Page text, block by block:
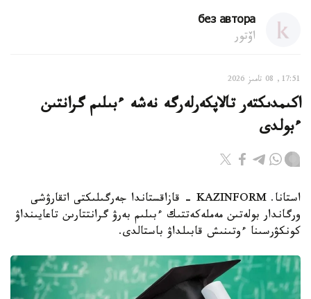
без автора
اۆتور
17:51, 08 تامىز 2026
اكىمدىكتەر تالاپكەرلەرگە نەشە ءبىلىم گرانتىن
ءبولدى
استانا. KAZINFORM - قازاقستاندا جەرگىلىكتى اتقارۋشى
ورگاندار بولەتىن مەملەكەتتىك ءبىلىم بەرۋ گرانتتارىن تاعايىنداۋ
كونكۋرسىنا ءوتىنىش قابىلداۋ باستالدى.